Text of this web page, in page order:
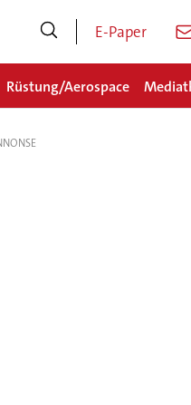
E-Paper
Rüstung/Aerospace